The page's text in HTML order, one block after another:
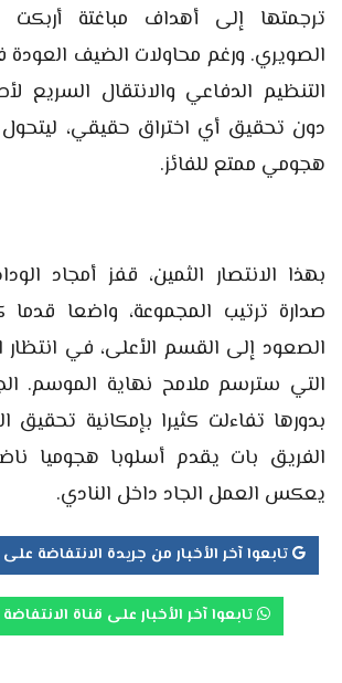
ترجمتها إلى أهداف مباغتة أربكت
الصويري. ورغم محاولات الضيف العودة
التنظيم الدفاعي والانتقال السريع
دون تحقيق أي اختراق حقيقي،
هجومي ممتع للفائز.
بهذا الانتصار الثمين، قفز أمجاد
صدارة ترتيب المجموعة، واضعا
الصعود إلى القسم الأعلى، في انتظار
التي سترسم ملامح نهاية الموسم.
بدورها تفاءلت كثيرا بإمكانية
الفريق بات يقدم أسلوبا هجوميا
يعكس العمل الجاد داخل النادي.
تابعوا آخر الأخبار من جريدة الانتفاضة على GOOGLE NEWS
تابعوا آخر الأخبار على قناة الانتفاضة WHATSAPP